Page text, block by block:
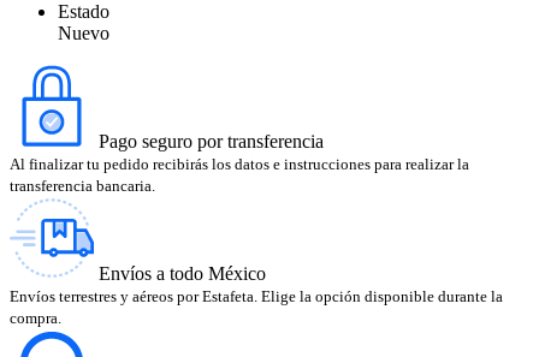
Estado
Nuevo
Pago seguro por transferencia
Al finalizar tu pedido recibirás los datos e instrucciones para realizar la
transferencia bancaria.
Envíos a todo México
Envíos terrestres y aéreos por Estafeta. Elige la opción disponible durante la
compra.